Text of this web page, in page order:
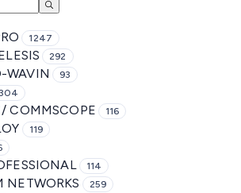
1247
292
WAVIN 93
COMMSCOPE 116
119
114
NETWORKS 259